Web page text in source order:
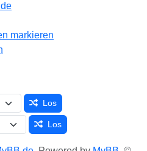
markieren
Los
Los